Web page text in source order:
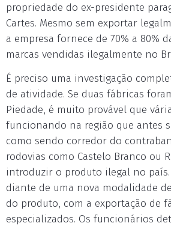
propriedade do ex-presidente
Cartes. Mesmo sem exportar
a empresa fornece de 70% a 80%
marcas vendidas ilegalmente no
É preciso uma investigação
de atividade. Se duas fábricas
Piedade, é muito provável que
funcionando na região que antes
como sendo corredor do
rodovias como Castelo Branco ou
introduzir o produto ilegal no país.
diante de uma nova modalidade
do produto, com a exportação de
especializados. Os funcionários